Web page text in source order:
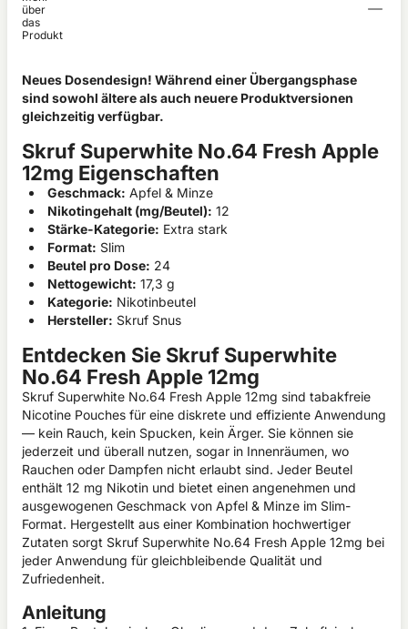
über
das
Produkt
Neues Dosendesign! Während einer Übergangsphase
sind sowohl ältere als auch neuere Produktversionen
gleichzeitig verfügbar.
Skruf Superwhite No.64 Fresh Apple
12mg Eigenschaften
Geschmack: Apfel & Minze
Nikotingehalt (mg/Beutel): 12
Stärke-Kategorie: Extra stark
Format: Slim
Beutel pro Dose: 24
Nettogewicht: 17,3 g
Kategorie: Nikotinbeutel
Hersteller: Skruf Snus
Entdecken Sie Skruf Superwhite
No.64 Fresh Apple 12mg
Skruf Superwhite No.64 Fresh Apple 12mg sind tabakfreie
Nicotine Pouches für eine diskrete und effiziente Anwendung
— kein Rauch, kein Spucken, kein Ärger. Sie können sie
jederzeit und überall nutzen, sogar in Innenräumen, wo
Rauchen oder Dampfen nicht erlaubt sind. Jeder Beutel
enthält 12 mg Nikotin und bietet einen angenehmen und
ausgewogenen Geschmack von Apfel & Minze im Slim-
Format. Hergestellt aus einer Kombination hochwertiger
Zutaten sorgt Skruf Superwhite No.64 Fresh Apple 12mg bei
jeder Anwendung für gleichbleibende Qualität und
Zufriedenheit.
Anleitung